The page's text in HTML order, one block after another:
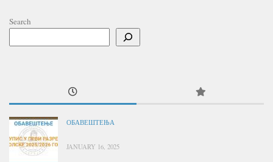
Search
ОБАВЕШТЕЊА
JANUARY 16, 2025